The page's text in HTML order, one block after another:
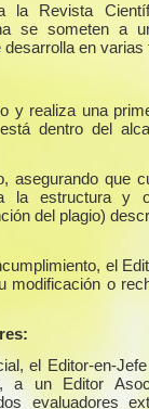
la Revista
se someten a
en varias
y realiza una
dentro del
asegurando que
la estructura y
del plagio)
el
modificación o
el Editor-en-
a un Editor
evaluadores